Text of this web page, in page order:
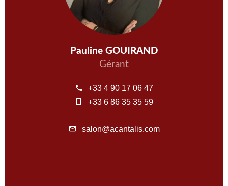
Pauline GOUIRAND
Gérant
+33 4 90 17 06 47
+33 6 86 35 35 59
salon@acantalis.com